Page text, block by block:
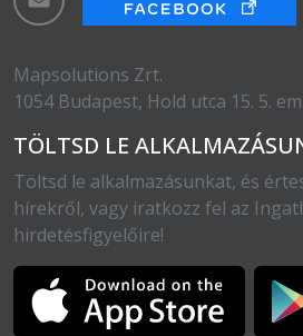
Mapsolutions Zrt.
1054 Budapest, Hold utca 15. 5.
TÖLTSD LE
Töltsd le alkalmazásunkat, és
hírekről, vagy iratkozz fel az
hirdetésfigyelőire!